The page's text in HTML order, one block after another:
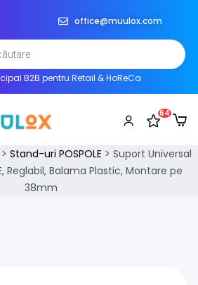
office@muulox.com
B2B pentru Retail & HoReCa
64
> Stand-uri POSPOLE > Suport Universal
Reglabil, Balama Plastic, Montare pe
38mm